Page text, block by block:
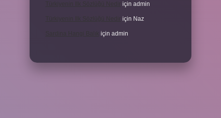
için admin
için Naz
için admin